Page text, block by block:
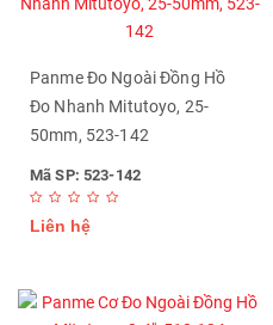
Panme Đo Ngoài Đồng Hồ
Đo Nhanh Mitutoyo, 25-
50mm, 523-142
Mã SP: 523-142
Liên hệ